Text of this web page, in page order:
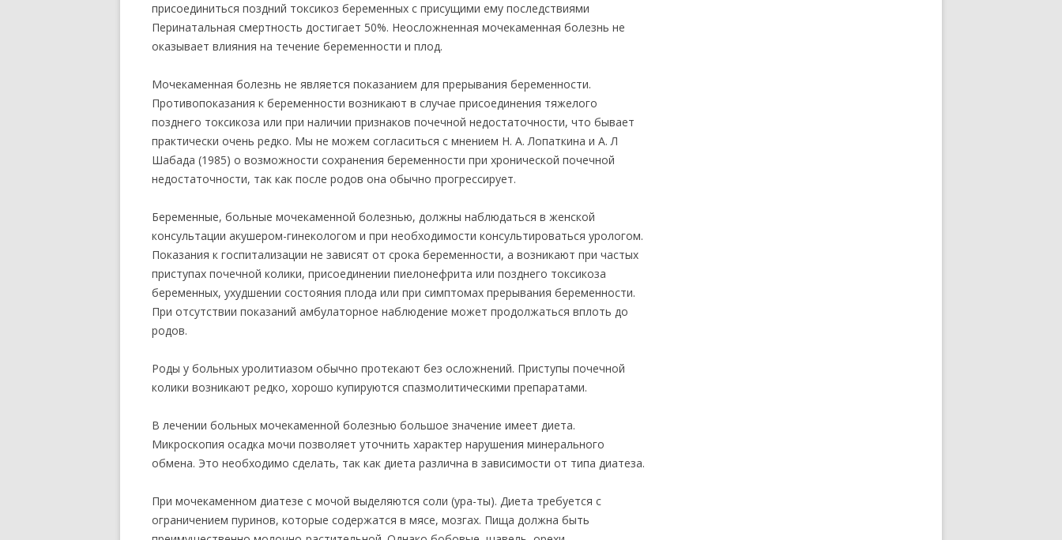
присоединиться поздний токсикоз беременных с присущими ему последствиями
Перинатальная смертность достигает 50%. Неосложненная мочекаменная болезнь не
оказывает влияния на течение беременности и плод.
Мочекаменная болезнь не является показанием для прерывания беременности.
Противопоказания к беременности возникают в случае присоединения тяжелого
позднего токсикоза или при наличии признаков почечной недостаточности, что бывает
практически очень редко. Мы не можем согласиться с мнением Н. А. Лопаткина и А. Л
Шабада (1985) о возможности сохранения беременности при хронической почечной
недостаточности, так как после родов она обычно прогрессирует.
Беременные, больные мочекаменной болезнью, должны наблюдаться в женской
консультации акушером-гинекологом и при необходимости консультироваться урологом.
Показания к госпитализации не зависят от срока беременности, а возникают при частых
приступах почечной колики, присоединении пиелонефрита или позднего токсикоза
беременных, ухудшении состояния плода или при симптомах прерывания беременности.
При отсутствии показаний амбулаторное наблюдение может продолжаться вплоть до
родов.
Роды у больных уролитиазом обычно протекают без осложнений. Приступы почечной
колики возникают редко, хорошо купируются спазмолитическими препаратами.
В лечении больных мочекаменной болезнью большое значение имеет диета.
Микроскопия осадка мочи позволяет уточнить характер нарушения минерального
обмена. Это необходимо сделать, так как диета различна в зависимости от типа диатеза.
При мочекаменном диатезе с мочой выделяются соли (ура-ты). Диета требуется с
ограничением пуринов, которые содержатся в мясе, мозгах. Пища должна быть